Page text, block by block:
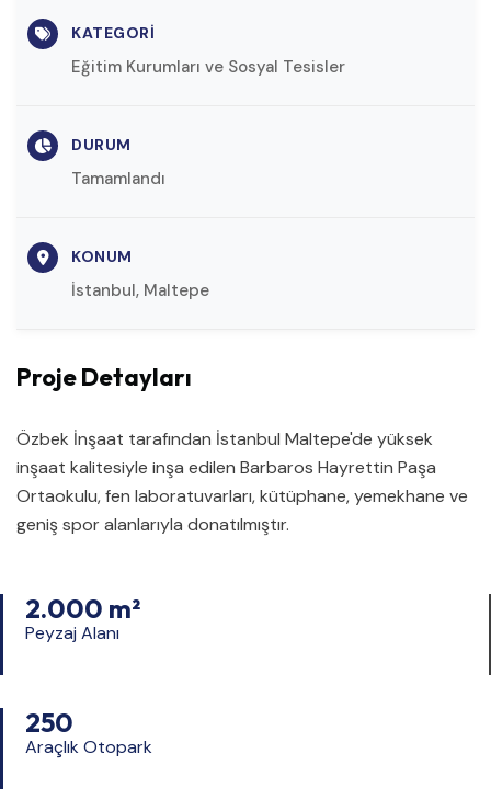
KATEGORI
Eğitim Kurumları ve Sosyal Tesisler
DURUM
Tamamlandı
KONUM
İstanbul, Maltepe
Proje Detayları
Özbek İnşaat tarafından İstanbul Maltepe'de yüksek
inşaat kalitesiyle inşa edilen Barbaros Hayrettin Paşa
Ortaokulu, fen laboratuvarları, kütüphane, yemekhane ve
geniş spor alanlarıyla donatılmıştır.
2.000 m²
Peyzaj Alanı
250
Araçlık Otopark